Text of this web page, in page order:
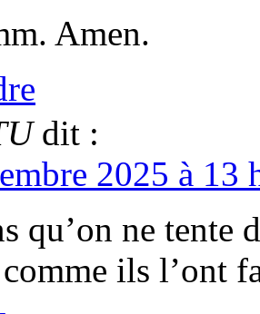
Amen.
dit :
2025 à
qu’on ne tente
ils l’ont